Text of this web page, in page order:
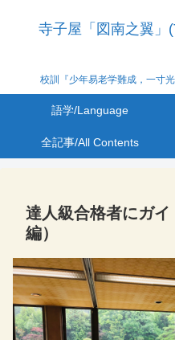
寺子屋「図南之翼」
校訓『少年易老学難成，一寸
語学/Language
全記事/All Contents
達人級合格者にガ
編）